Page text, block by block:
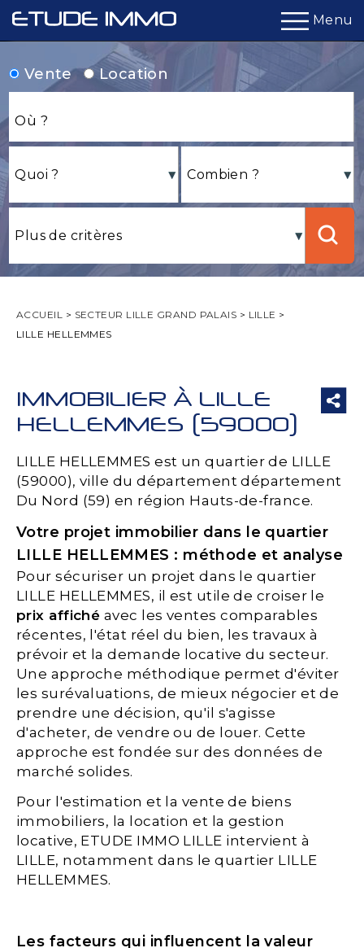
Menu
Vente Location
ACCUEIL > SECTEUR LILLE GRAND PALAIS > LILLE >
LILLE HELLEMMES
IMMOBILIER À LILLE
HELLEMMES (59000)
LILLE HELLEMMES est un quartier de LILLE
(59000), ville du département département
Du Nord (59) en région Hauts-de-france.
Votre projet immobilier dans le quartier
LILLE HELLEMMES : méthode et analyse
Pour sécuriser un projet dans le quartier
LILLE HELLEMMES, il est utile de croiser le
prix affiché avec les ventes comparables
récentes, l'état réel du bien, les travaux à
prévoir et la demande locative du secteur.
Une approche méthodique permet d'éviter
les surévaluations, de mieux négocier et de
prendre une décision, qu'il s'agisse
d'acheter, de vendre ou de louer. Cette
approche est fondée sur des données de
marché solides.
Pour l'estimation et la vente de biens
immobiliers, la location et la gestion
locative, ETUDE IMMO LILLE intervient à
LILLE, notamment dans le quartier LILLE
HELLEMMES.
Les facteurs qui influencent la valeur